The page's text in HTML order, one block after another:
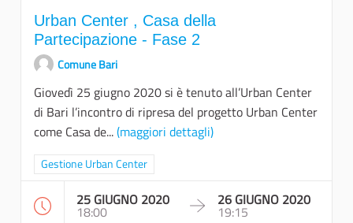
Urban Center , Casa della
Partecipazione - Fase 2
Comune Bari
Giovedì 25 giugno 2020 si è tenuto all’Urban Center
di Bari l’incontro di ripresa del progetto Urban Center
come Casa de...(maggiori dettagli)
Filtra i risultati per categoria: Gestione Urban Center
Gestione Urban Center
25 GIUGNO 2020
18:00
26 GIUGNO 2020
19:15